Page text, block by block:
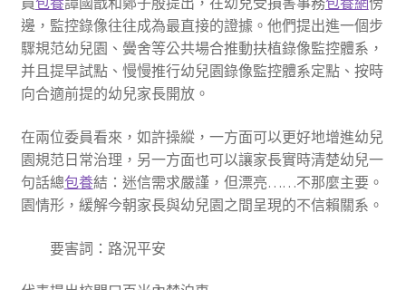
邊，監控錄像往往成為最直接的證據。他們提出進一個步
驟規范幼兒園、黌舍等公共場合推動扶植錄像監控體系，
并且提早試點、慢慢推行幼兒園錄像監控體系定點、按時
向合適前提的幼兒家長開放。
在兩位委員看來，如許操縱，一方面可以更好地增進幼兒
園規范日常治理，另一方面也可以讓家長實時清楚幼兒一
句話總包養結：迷信需求嚴謹，但漂亮……不那麼主要。
園情形，緩解今朝家長與幼兒園之間呈現的不信賴關系。
要害詞：路況平安